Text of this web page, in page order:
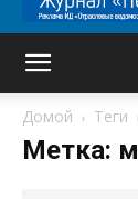
Домой Теги
Метка: